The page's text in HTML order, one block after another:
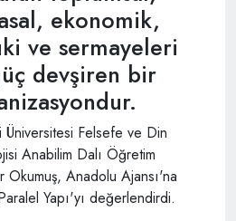
ekonomik,
ve sermayeleri
devşiren bir
Üniversitesi Felsefe ve Din
Anabilim Dalı Öğretim
Anadolu Ajansı'na
Yapı'yı değerlendirdi.